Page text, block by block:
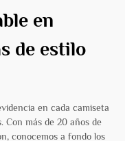
en
de estilo
en cada camiseta
Con más de 20 años de
conocemos a fondo los